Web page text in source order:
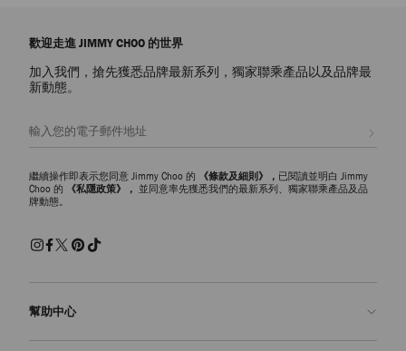
歡迎走進 JIMMY CHOO 的世界
加入我們，搶先獲悉品牌最新系列，獨家聯乘產品以及品牌最
新動態。
繼續操作即表示您同意 Jimmy Choo 的 《條款及細則》， 已閱讀並明白 Jimmy
Choo 的
《私隱政策》， 並同意率先獲悉我們的最新系列、獨家聯乘產品及品
牌動態。
幫助中心